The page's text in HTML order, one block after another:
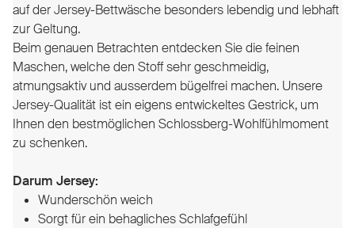
auf der Jersey-Bettwäsche besonders lebendig und lebhaft
zur Geltung.
Beim genauen Betrachten entdecken Sie die feinen
Maschen, welche den Stoff sehr geschmeidig,
atmungsaktiv und ausserdem bügelfrei machen. Unsere
Jersey-Qualität ist ein eigens entwickeltes Gestrick, um
Ihnen den bestmöglichen Schlossberg-Wohlfühlmoment
zu schenken.
Darum Jersey:
Wunderschön weich
Sorgt für ein behagliches Schlafgefühl